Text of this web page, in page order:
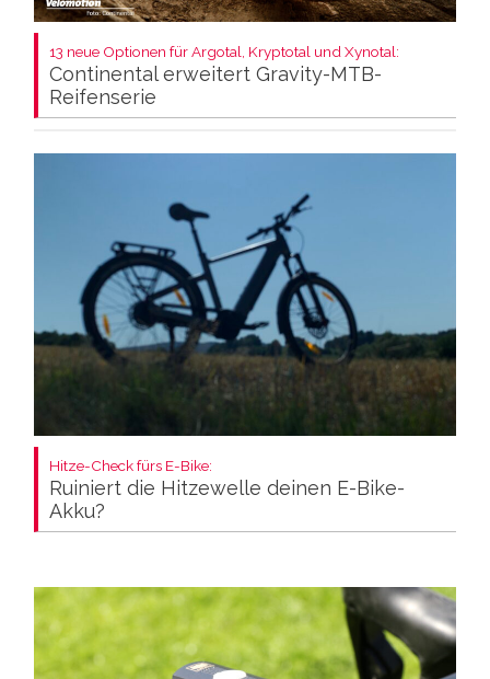
13 neue Optionen für Argotal, Kryptotal und Xynotal:
Continental erweitert Gravity-MTB-
Reifenserie
Hitze-Check fürs E-Bike:
Ruiniert die Hitzewelle deinen E-Bike-
Akku?